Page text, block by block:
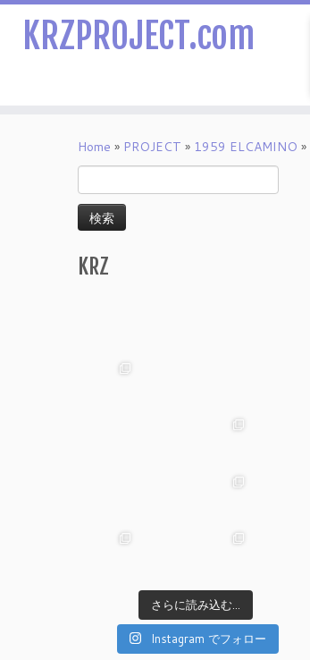
KRZPROJECT.com
Home » PROJECT » 1959 ELCAMINO »
索:
KRZ
さらに読み込む...
Instagram でフォロー